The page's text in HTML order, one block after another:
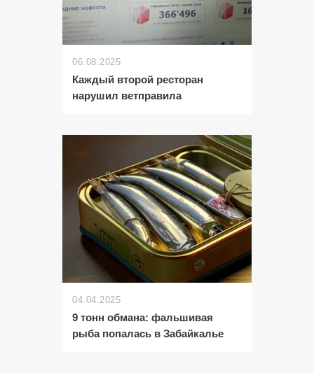
06.08.2025
Каждый второй ресторан
нарушил ветправила
04.04.2025
9 тонн обмана: фальшивая
рыба попалась в Забайкалье